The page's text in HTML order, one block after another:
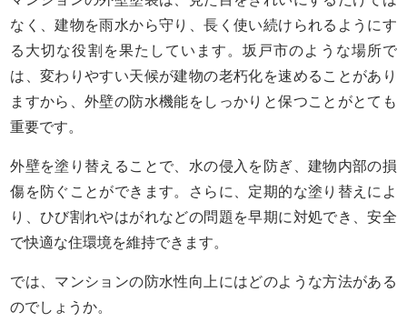
なく、建物を雨水から守り、長く使い続けられるようにす
る大切な役割を果たしています。坂戸市のような場所で
は、変わりやすい天候が建物の老朽化を速めることがあり
ますから、外壁の防水機能をしっかりと保つことがとても
重要です。
外壁を塗り替えることで、水の侵入を防ぎ、建物内部の損
傷を防ぐことができます。さらに、定期的な塗り替えによ
り、ひび割れやはがれなどの問題を早期に対処でき、安全
で快適な住環境を維持できます。
では、マンションの防水性向上にはどのような方法がある
のでしょうか。